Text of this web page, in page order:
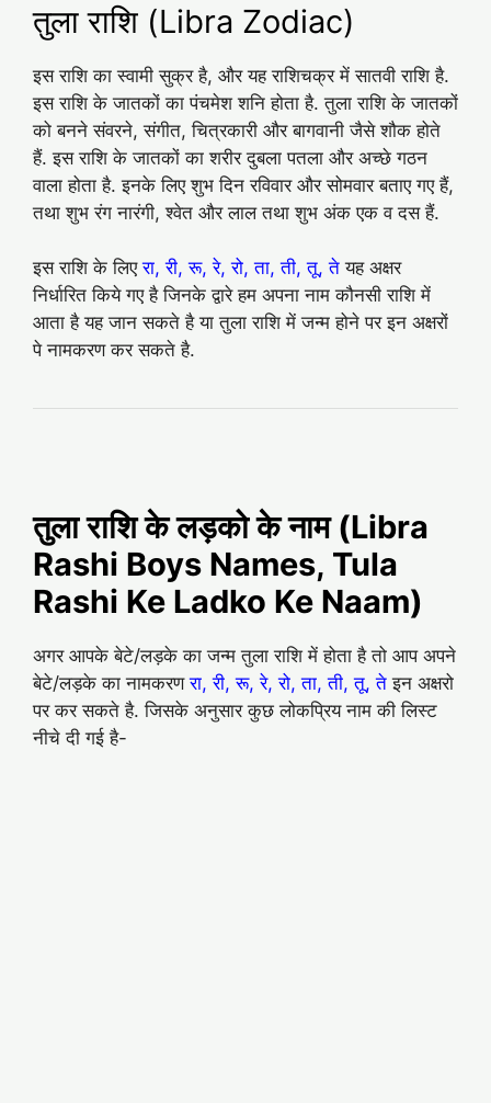
तुला राशि (Libra Zodiac)
इस राशि का स्वामी सुक्र है, और यह राशिचक्र में सातवी राशि है.
इस राशि के जातकों का पंचमेश शनि होता है. तुला राशि के जातकों
को बनने संवरने, संगीत, चित्रकारी और बागवानी जैसे शौक होते
हैं. इस राशि के जातकों का शरीर दुबला पतला और अच्‍छे गठन
वाला होता है. इनके लिए शुभ दिन रविवार और सोमवार बताए गए हैं,
तथा शुभ रंग नारंगी, श्‍वेत और लाल तथा शुभ अंक एक व दस हैं.
इस राशि के लिएरा, री, रू, रे, रो, ता, ती, तू, ते यह अक्षर
निर्धारित किये गए है जिनके द्वारे हम अपना नाम कौनसी राशि में
आता है यह जान सकते है या तुला राशि में जन्म होने पर इन अक्षरों
पे नामकरण कर सकते है.
तुला राशि के लड़को के नाम (Libra
Rashi Boys Names, Tula
Rashi Ke Ladko Ke Naam)
अगर आपके बेटे/लड़के का जन्म तुला राशि में होता है तो आप अपने
बेटे/लड़के का नामकरणरा, री, रू, रे, रो, ता, ती, तू, ते इन अक्षरो
पर कर सकते है. जिसके अनुसार कुछ लोकप्रिय नाम की लिस्ट
नीचे दी गई है-